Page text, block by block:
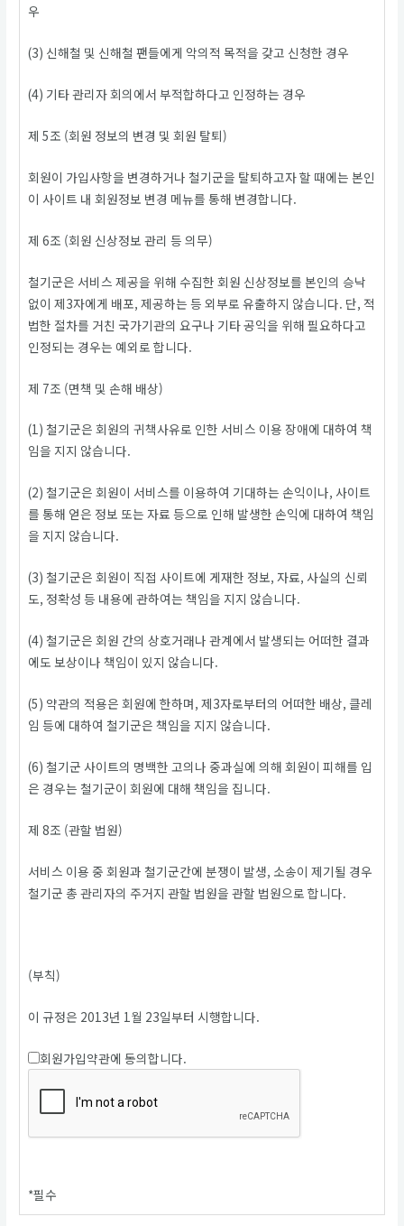
우
(3) 신해철 및 신해철 팬들에게 악의적 목적을 갖고 신청한 경우
(4) 기타 관리자 회의에서 부적합하다고 인정하는 경우
제 5조 (회원 정보의 변경 및 회원 탈퇴)
회원이 가입사항을 변경하거나 철기군을 탈퇴하고자 할 때에는 본인
이 사이트 내 회원정보 변경 메뉴를 통해 변경합니다.
제 6조 (회원 신상정보 관리 등 의무)
철기군은 서비스 제공을 위해 수집한 회원 신상정보를 본인의 승낙
없이 제3자에게 배포, 제공하는 등 외부로 유출하지 않습니다. 단, 적
법한 절차를 거친 국가기관의 요구나 기타 공익을 위해 필요하다고
인정되는 경우는 예외로 합니다.
제 7조 (면책 및 손해 배상)
(1) 철기군은 회원의 귀책사유로 인한 서비스 이용 장애에 대하여 책
임을 지지 않습니다.
(2) 철기군은 회원이 서비스를 이용하여 기대하는 손익이나, 사이트
를 통해 얻은 정보 또는 자료 등으로 인해 발생한 손익에 대하여 책임
을 지지 않습니다.
(3) 철기군은 회원이 직접 사이트에 게재한 정보, 자료, 사실의 신뢰
도, 정확성 등 내용에 관하여는 책임을 지지 않습니다.
(4) 철기군은 회원 간의 상호거래나 관계에서 발생되는 어떠한 결과
에도 보상이나 책임이 있지 않습니다.
(5) 약관의 적용은 회원에 한하며, 제3자로부터의 어떠한 배상, 클레
임 등에 대하여 철기군은 책임을 지지 않습니다.
(6) 철기군 사이트의 명백한 고의나 중과실에 의해 회원이 피해를 입
은 경우는 철기군이 회원에 대해 책임을 집니다.
제 8조 (관할 법원)
서비스 이용 중 회원과 철기군간에 분쟁이 발생, 소송이 제기될 경우
철기군 총 관리자의 주거지 관할 법원을 관할 법원으로 합니다.
(부칙)
이 규정은 2013년 1월 23일부터 시행합니다.
회원가입약관에 동의합니다.
*필수